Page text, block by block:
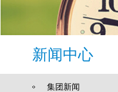
新闻中心
集团新闻